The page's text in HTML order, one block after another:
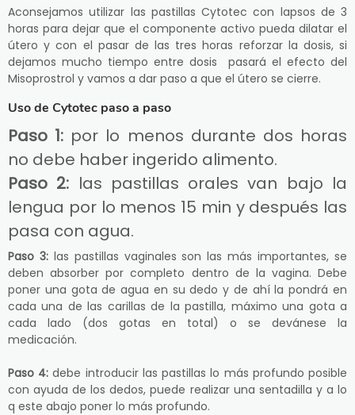
Aconsejamos utilizar las pastillas Cytotec con lapsos de 3
horas para dejar que el componente activo pueda dilatar el
útero y con el pasar de las tres horas reforzar la dosis, si
dejamos mucho tiempo entre dosis pasará el efecto del
Misoprostrol y vamos a dar paso a que el útero se cierre.
Uso de Cytotec paso a paso
Paso 1: por lo menos durante dos horas
no debe haber ingerido alimento.
Paso 2: las pastillas orales van bajo la
lengua por lo menos 15 min y después las
pasa con agua.
Paso 3:las pastillas vaginales son las más importantes, se
deben absorber por completo dentro de la vagina. Debe
poner una gota de agua en su dedo y de ahí la pondrá en
cada una de las carillas de la pastilla, máximo una gota a
cada lado (dos gotas en total) o se devánese la
medicación.
Paso 4: debe introducir las pastillas lo más profundo posible
con ayuda de los dedos, puede realizar una sentadilla y a lo
q este abajo poner lo más profundo.